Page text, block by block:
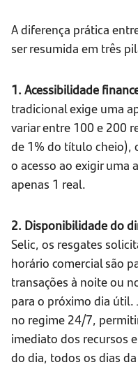
A diferença prática
ser resumida em três
1. Acessibilidade
tradicional exige uma
variar entre 100 e 200
de 1% do título cheio),
o acesso ao exigir uma
apenas 1 real.
2. Disponibilidade do
Selic, os resgates
horário comercial são
transações à noite ou
para o próximo dia útil.
no regime 24/7,
imediato dos recursos
do dia, todos os dias